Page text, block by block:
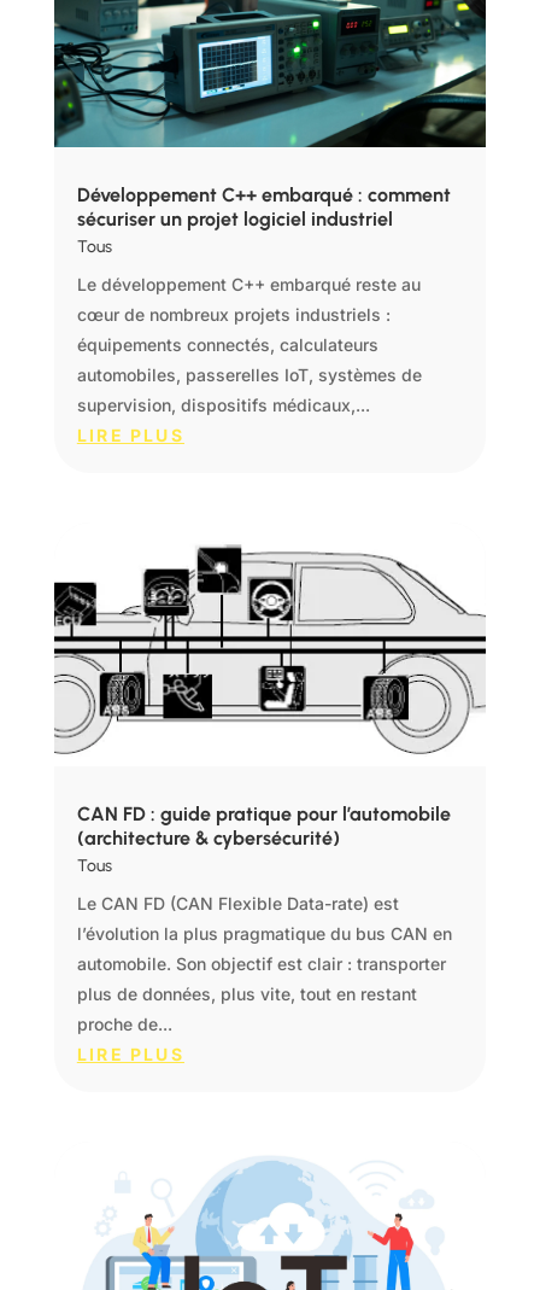
Développement C++ embarqué : comment
sécuriser un projet logiciel industriel
Tous
Le développement C++ embarqué reste au
cœur de nombreux projets industriels :
équipements connectés, calculateurs
automobiles, passerelles IoT, systèmes de
supervision, dispositifs médicaux,...
LIRE PLUS
CAN FD : guide pratique pour l’automobile
(architecture & cybersécurité)
Tous
Le CAN FD (CAN Flexible Data-rate) est
l’évolution la plus pragmatique du bus CAN en
automobile. Son objectif est clair : transporter
plus de données, plus vite, tout en restant
proche de...
LIRE PLUS